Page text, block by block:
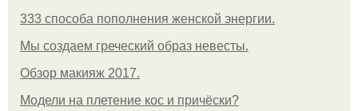
333 способа пополнения женской энергии.
Мы создаем греческий образ невесты.
Обзор макияж 2017.
Модели на плетение кос и причёски?